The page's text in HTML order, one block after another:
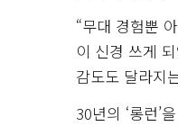
“무대 경험뿐
이 신경 쓰게
감도도 달라지
30년의 ‘롱런’